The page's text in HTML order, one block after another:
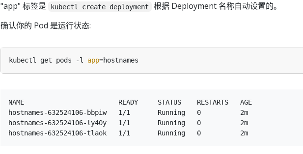
"app" 标签是 kubectl create deployment
根据 Deployment 名称自动设置的。
确认你的 Pod 是运行状态:
kubectl get pods -l app=
NAME                        READY     STATUS    RESTARTS   AGE
hostnames-632524106-bbpiw   1/1       Running   0          2m
hostnames-632524106-ly40y   1/1       Running   0          2m